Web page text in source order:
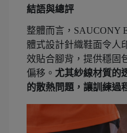
結語與總評
整體而言，SAUCONY
體式設計針織鞋面令人
效貼合腳背，提供穩固
偏移。 尤其紗線材質的
的散熱問題，讓訓練過